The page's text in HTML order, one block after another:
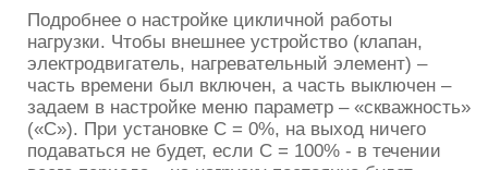
Подробнее о настройке цикличной работы
нагрузки. Чтобы внешнее устройство (клапан,
электродвигатель, нагревательный элемент) –
часть времени был включен, а часть выключен –
задаем в настройке меню параметр – «скважность»
(«С»). При установке С = 0%, на выход ничего
подаваться не будет, если С = 100% - в течении